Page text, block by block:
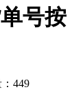
号按
449